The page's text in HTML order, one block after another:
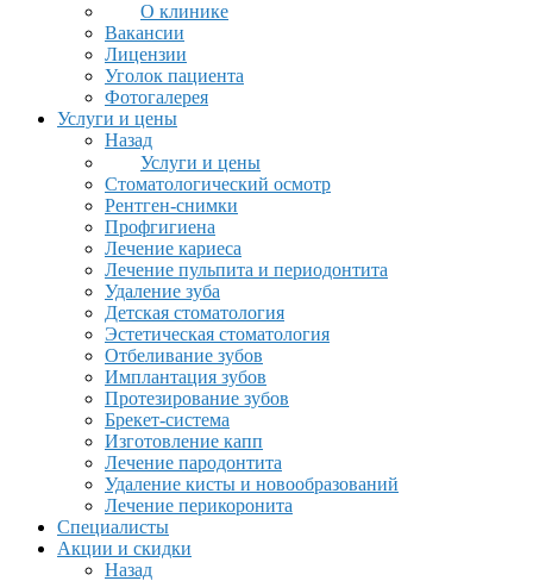
О клинике
Вакансии
Лицензии
Уголок пациента
Фотогалерея
Услуги и цены
Назад
Услуги и цены
Стоматологический осмотр
Рентген-снимки
Профгигиена
Лечение кариеса
Лечение пульпита и периодонтита
Удаление зуба
Детская стоматология
Эстетическая стоматология
Отбеливание зубов
Имплантация зубов
Протезирование зубов
Брекет-система
Изготовление капп
Лечение пародонтита
Удаление кисты и новообразований
Лечение перикоронита
Специалисты
Акции и скидки
Назад